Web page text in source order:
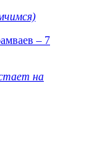
– 7
на